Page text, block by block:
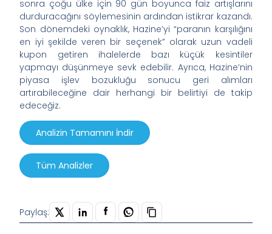
sonra çoğu ülke için 90 gün boyunca faiz artışlarını
durduracağını söylemesinin ardından istikrar kazandı.
Son dönemdeki oynaklık, Hazine’yi “paranın karşılığını
en iyi şekilde veren bir seçenek” olarak uzun vadeli
kupon getiren ihalelerde bazı küçük kesintiler
yapmayı düşünmeye sevk edebilir. Ayrıca, Hazine’nin
piyasa işlev bozukluğu sonucu geri alımları
artırabileceğine dair herhangi bir belirtiyi de takip
edeceğiz.
Analizin Tamamını İndir
Tüm Analizler
Paylaş: